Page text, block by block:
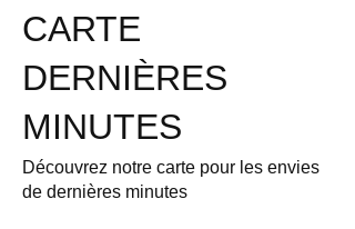
CARTE
DERNIÈRES
MINUTES
Découvrez notre carte pour les envies
de dernières minutes